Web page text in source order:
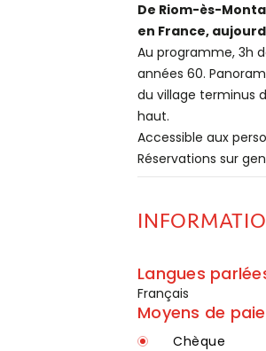
De Riom-ès-
en France,
Au programme, 3h
années 60.
du village terminus
haut.
Accessible aux
Réservations sur
Langues
Français
Moyens de
Chèque